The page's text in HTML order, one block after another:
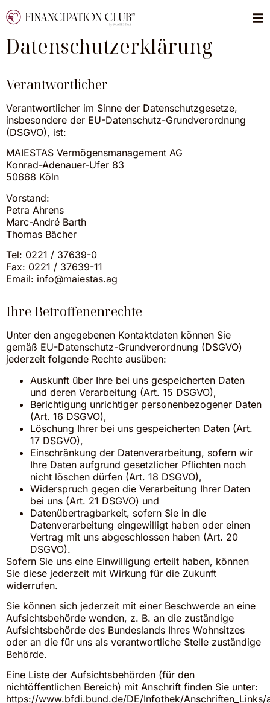
Datenschutzerklärung
Verantwortlicher
Verantwortlicher im Sinne der Datenschutzgesetze,
insbesondere der EU-Datenschutz-Grundverordnung
(DSGVO), ist:
MAIESTAS Vermögensmanagement AG
Konrad-Adenauer-Ufer 83
50668 Köln
Vorstand:
Petra Ahrens
Marc-André Barth
Thomas Bächer
Tel: 0221 / 37639-0
Fax: 0221 / 37639-11
Email: info@maiestas.ag
Ihre Betroffenenrechte
Unter den angegebenen Kontaktdaten können Sie
gemäß EU-Datenschutz-Grundverordnung (DSGVO)
jederzeit folgende Rechte ausüben:
Auskunft über Ihre bei uns gespeicherten Daten
und deren Verarbeitung (Art. 15 DSGVO),
Berichtigung unrichtiger personenbezogener Daten
(Art. 16 DSGVO),
Löschung Ihrer bei uns gespeicherten Daten (Art.
17 DSGVO),
Einschränkung der Datenverarbeitung, sofern wir
Ihre Daten aufgrund gesetzlicher Pflichten noch
nicht löschen dürfen (Art. 18 DSGVO),
Widerspruch gegen die Verarbeitung Ihrer Daten
bei uns (Art. 21 DSGVO) und
Datenübertragbarkeit, sofern Sie in die
Datenverarbeitung eingewilligt haben oder einen
Vertrag mit uns abgeschlossen haben (Art. 20
DSGVO).
Sofern Sie uns eine Einwilligung erteilt haben, können
Sie diese jederzeit mit Wirkung für die Zukunft
widerrufen.
Sie können sich jederzeit mit einer Beschwerde an eine
Aufsichtsbehörde wenden, z. B. an die zuständige
Aufsichtsbehörde des Bundeslands Ihres Wohnsitzes
oder an die für uns als verantwortliche Stelle zuständige
Behörde.
Eine Liste der Aufsichtsbehörden (für den
nichtöffentlichen Bereich) mit Anschrift finden Sie unter:
https://www.bfdi.bund.de/DE/Infothek/Anschriften_Links/